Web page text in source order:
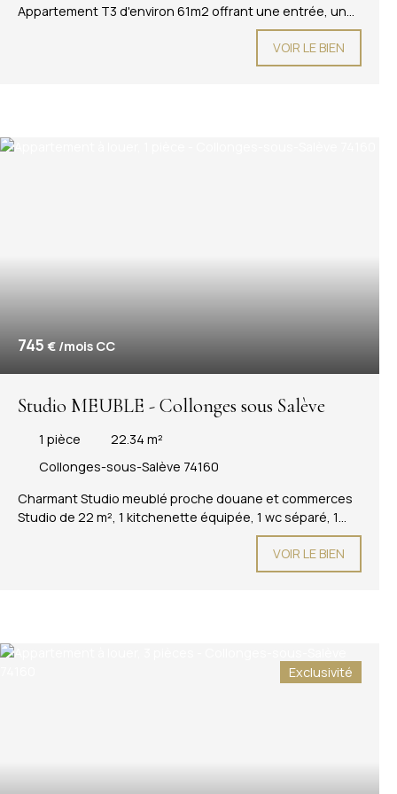
Appartement T3 d'environ 61m2 offrant une entrée, une
cuisine équipée et aménagée ouverte sur séjour, deux
chambres, une salle de douche et un WC séparé. Le
logement dispose de la climatisation. Le bien est
VOIR LE BIEN
745 € /mois CC
Studio MEUBLE - Collonges sous Salève
1 pièce 22.34 m²
Collonges-sous-Salève 74160
Charmant Studio meublé proche douane et commerces
Studio de 22 m², 1 kitchenette équipée, 1 wc séparé, 1
salle de bain avec machine à laver, 1 pièce de vie
lumineuse avec vue Salève. 1 balcon Disponible à partir du
31 juillet 2026. Stationnement libre dans résidence
VOIR LE BIEN
Exclusivité